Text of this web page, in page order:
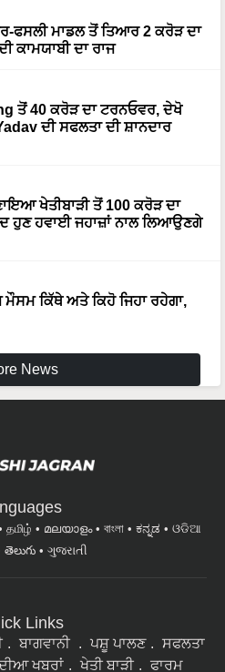
ਫਸਲੀ ਮਾਡਲ ਤੋਂ ਤਿਆਰ 2 ਕਰੋੜ ਦਾ
ਕਾਮਯਾਬੀ ਦਾ ਰਾਜ
ਤੋਂ 40 ਕਰੋੜ ਦਾ ਟਰਨਓਵਰ, ਦੇਖੋ
ਦੀ ਸਫਲਤਾ ਦੀ ਸ਼ਾਨਦਾਰ
ਖੇਤੀਬਾੜੀ ਤੋਂ 100 ਕਰੋੜ ਦਾ
ਹੁਣ ਹਵਾਈ ਜਹਾਜ਼ਾਂ ਨਾਲ ਲਿਆਉਣਗੇ
ਕਿੱਥੇ ਅਤੇ ਕਿਹੋ ਜਿਹਾ ਰਹੇਗਾ,
News
தமிழ் മലയാളം বাংলা ಕನ್ನಡ
ଓଡିଆ
తెలుగు ગુજરાતી
Links
ਬਾਗਵਾਨੀ ਪਸ਼ੂ ਪਾਲਣ
ਸਫਲਤਾ
ਖਬਰਾਂ ਖੇਤੀ ਬਾੜੀ ਫਾਰਮ